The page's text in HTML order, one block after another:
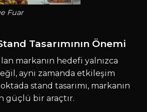
Fuar
Tasarımının Önemi
markanın hedefi yalnızca
aynı zamanda etkileşim
stand tasarımı, markanın
güçlü bir araçtır.